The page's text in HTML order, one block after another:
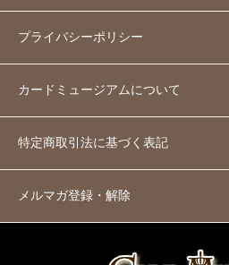
プライバシーポリシー
カードミュージアムについて
特定商取引法に基づく表記
メルマガ登録・解除